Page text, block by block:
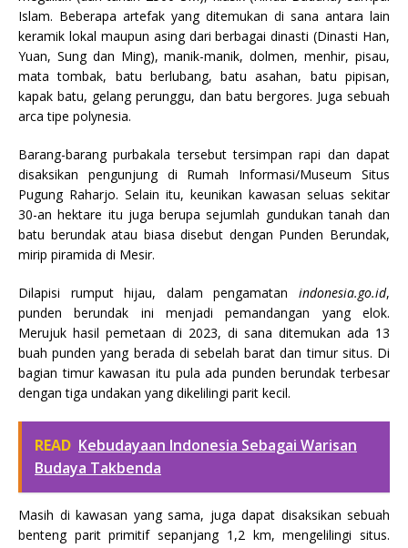
Islam. Beberapa artefak yang ditemukan di sana antara lain
keramik lokal maupun asing dari berbagai dinasti (Dinasti Han,
Yuan, Sung dan Ming), manik-manik, dolmen, menhir, pisau,
mata tombak, batu berlubang, batu asahan, batu pipisan,
kapak batu, gelang perunggu, dan batu bergores. Juga sebuah
arca tipe polynesia.
Barang-barang purbakala tersebut tersimpan rapi dan dapat
disaksikan pengunjung di Rumah Informasi/Museum Situs
Pugung Raharjo. Selain itu, keunikan kawasan seluas sekitar
30-an hektare itu juga berupa sejumlah gundukan tanah dan
batu berundak atau biasa disebut dengan Punden Berundak,
mirip piramida di Mesir.
Dilapisi rumput hijau, dalam pengamatan indonesia.go.id,
punden berundak ini menjadi pemandangan yang elok.
Merujuk hasil pemetaan di 2023, di sana ditemukan ada 13
buah punden yang berada di sebelah barat dan timur situs. Di
bagian timur kawasan itu pula ada punden berundak terbesar
dengan tiga undakan yang dikelilingi parit kecil.
READ Kebudayaan Indonesia Sebagai Warisan
Budaya Takbenda
Masih di kawasan yang sama, juga dapat disaksikan sebuah
benteng parit primitif sepanjang 1,2 km, mengelilingi situs.